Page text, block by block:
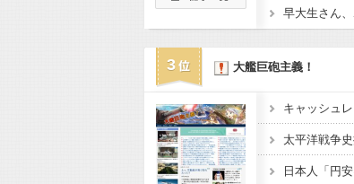
3 大艦巨砲主義！